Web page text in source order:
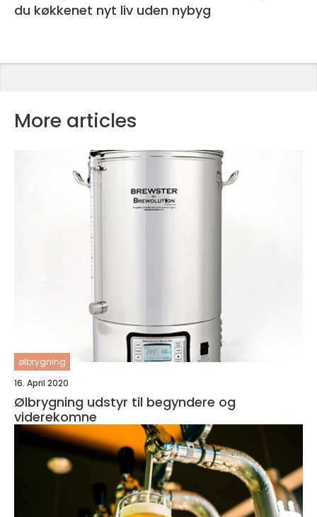
du køkkenet nyt liv uden nybyg
More articles
ølbrygning
16. April 2020
Ølbrygning udstyr til begyndere og
viderekomne